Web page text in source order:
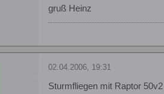
gruß Heinz
02.04.2006, 19:31
Sturmfliegen mit Raptor 50v2